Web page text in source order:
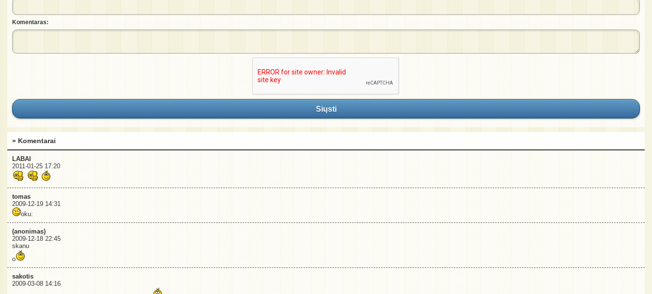
Komentaras:
Siųsti
» Komentarai
LABAI
2011-01-25 17:20
tomas
2009-12-19 14:31
oku:
(anonimas)
2009-12-18 22:45
skanu
o
sakotis
2009-03-08 14:16